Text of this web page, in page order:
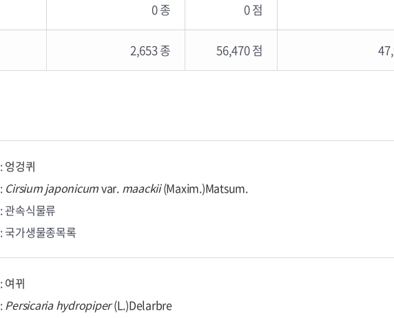
0 종 0 점
2,653 종 56,470 점
:엉겅퀴
: Cirsiumjaponicumvar. maackii(Maxim.)Matsum.
: 관속식물류
: 국가생물종목록
:여뀌
:Persicaria hydropiper(L.)Delarbre